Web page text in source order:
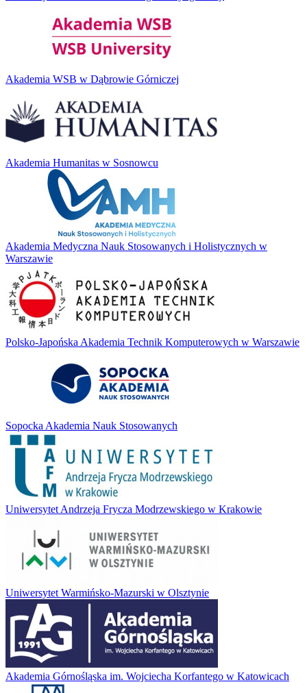
Akademia WSB w Dąbrowie Górniczej
Akademia Humanitas w Sosnowcu
Akademia Medyczna Nauk Stosowanych i Holistycznych w
Warszawie
Polsko-Japońska Akademia Technik Komputerowych w Warszawie
Sopocka Akademia Nauk Stosowanych
Uniwersytet Andrzeja Frycza Modrzewskiego w Krakowie
Uniwersytet Warmińsko-Mazurski w Olsztynie
Akademia Górnośląska im. Wojciecha Korfantego w Katowicach